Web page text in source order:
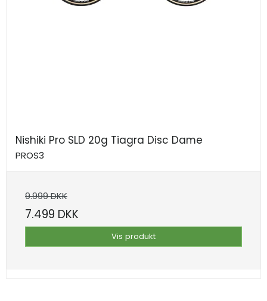
Nishiki Pro SLD 20g Tiagra Disc Dame
PROS3
9.999 DKK
7.499 DKK
Vis produkt